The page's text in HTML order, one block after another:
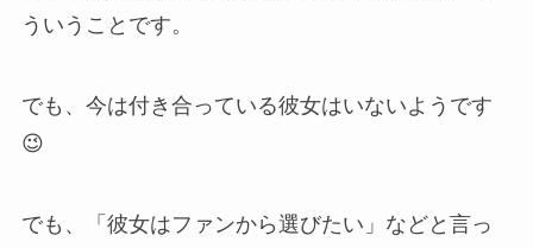
ういうことです。
でも、今は付き合っている彼女はいないようです
😉
でも、「彼女はファンから選びたい」などと言っ